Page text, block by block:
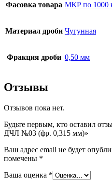
Фасовка товара МКР по 1000
Материал дроби Чугунная
Фракция дроби 0,50 мм
Отзывы
Отзывов пока нет.
Будьте первым, кто оставил
ДЧЛ №03 (фр. 0,315 мм)»
Ваш адрес email не будет
помечены *
Ваша оценка *